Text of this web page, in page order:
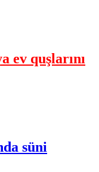
ev quşlarını
süni